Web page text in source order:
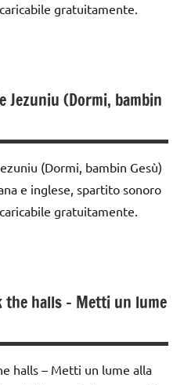
gratuitamente.
Jezuniu (Dormi, bambin
(Dormi, bambin Gesù)
e inglese, spartito sonoro
gratuitamente.
the halls – Metti un lume
halls – Metti un lume alla